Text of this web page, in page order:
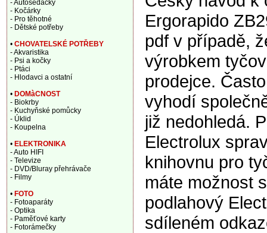
Ergorapido
pdf v případě,
výrobkem
prodejce.
vyhodí
již nedohledá.
Electrolux
knihovnu pro
máte možnost
podlahový
sdíleném
- Autosedačky
- Kočárky
- Pro těhotné
- Dětské potřeby
• CHOVATELSKÉ POTŘEBY
- Akvaristika
- Psi a kočky
- Ptáci
- Hlodavci a ostatní
• DOMàCNOST
- Biokrby
- Kuchyňské pomůcky
- Úklid
- Koupelna
• ELEKTRONIKA
- Auto HIFI
- Televize
- DVD/Bluray přehrávače
- Filmy
• FOTO
- Fotoaparáty
- Optika
- Paměťové karty
- Fotorámečky